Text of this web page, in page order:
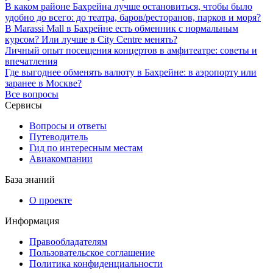
В каком районе Бахрейна лучше остановиться, чтобы было
удобно до всего: до театра, баров/ресторанов, парков и моря?
В Marassi Mall в Бахрейне есть обменник с нормальным
курсом? Или лучше в City Centre менять?
Личный опыт посещения концертов в амфитеатре: советы и
впечатления
Где выгоднее обменять валюту в Бахрейне: в аэропорту или
заранее в Москве?
Все вопросы
Сервисы
Вопросы и ответы
Путеводитель
Гид по интересным местам
Авиакомпании
База знаний
О проекте
Информация
Правообладателям
Пользовательское соглашение
Политика конфиденциальности